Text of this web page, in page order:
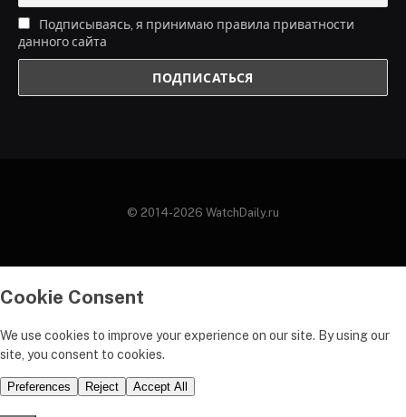
Подписываясь, я принимаю правила приватности
данного сайта
© 2014-2026 WatchDaily.ru